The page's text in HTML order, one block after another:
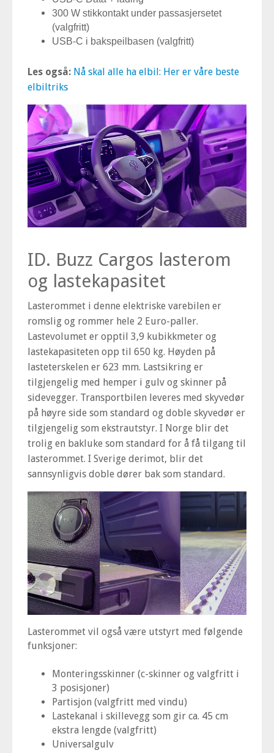
300 W stikkontakt under passasjersetet
(valgfritt)
USB-C i bakspeilbasen (valgfritt)
Les også: Nå skal alle ha elbil: Her er våre beste
elbiltriks
ID. Buzz Cargos lasterom
og lastekapasitet
Lasterommet i denne elektriske varebilen er
romslig og rommer hele 2 Euro-paller.
Lastevolumet er opptil 3,9 kubikkmeter⁠ og
lastekapasiteten opp til 650 kg. Høyden på
lasteterskelen er 623 mm. Lastsikring er
tilgjengelig med hemper i gulv og skinner på
sidevegger. Transportbilen leveres med skyvedør
på høyre side som standard og doble skyvedør er
tilgjengelig som ekstrautstyr. I Norge blir det
trolig en bakluke som standard for å få tilgang til
lasterommet. I Sverige derimot, blir det
sannsynligvis doble dører bak som standard.
Lasterommet vil også være utstyrt med følgende
funksjoner:
Monteringsskinner (c-skinner og valgfritt i
3 posisjoner)
Partisjon (valgfritt med vindu)
Lastekanal i skillevegg som gir ca. 45 cm
ekstra lengde (valgfritt)
Universalgulv